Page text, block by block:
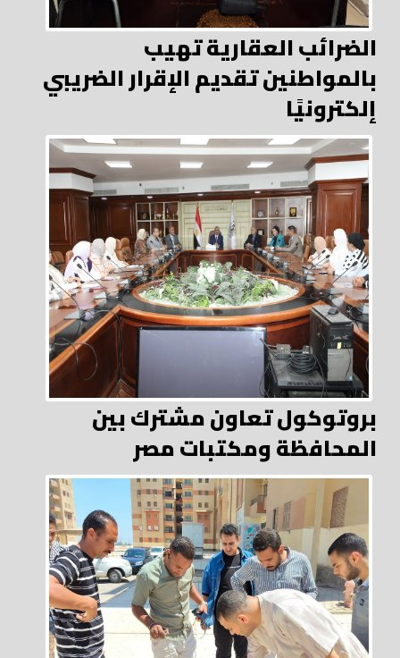
الضرائب العقارية تهيب
بالمواطنين تقديم الإقرار الضريبي
إلكترونيًا
بروتوكول تعاون مشترك بين
المحافظة ومكتبات مصر